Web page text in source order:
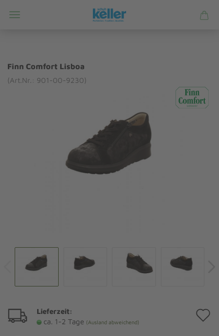
Finn Comfort Lisboa
(Art.Nr.: 901-00-9230)
Lieferzeit:
ca. 1-2 Tage (Ausland abweichend)